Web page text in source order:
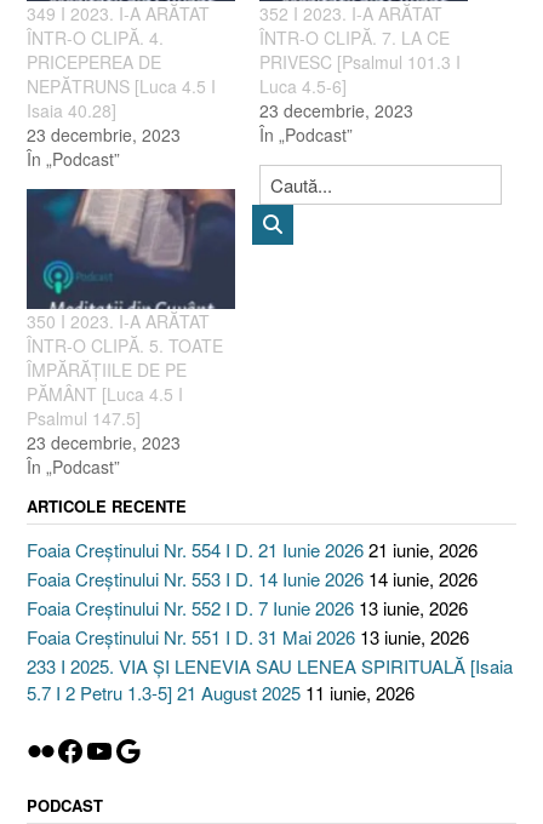
349 I 2023. I-A ARĂTAT
ÎNTR-O CLIPĂ. 4.
PRICEPEREA DE
NEPĂTRUNS [Luca 4.5 I
Isaia 40.28]
23 decembrie, 2023
În „Podcast”
352 I 2023. I-A ARĂTAT
ÎNTR-O CLIPĂ. 7. LA CE
PRIVESC [Psalmul 101.3 I
Luca 4.5-6]
23 decembrie, 2023
În „Podcast”
350 I 2023. I-A ARĂTAT
ÎNTR-O CLIPĂ. 5. TOATE
ÎMPĂRĂȚIILE DE PE
PĂMÂNT [Luca 4.5 I
Psalmul 147.5]
23 decembrie, 2023
În „Podcast”
ARTICOLE RECENTE
Foaia Creștinului Nr. 554 I D. 21 Iunie 202621 iunie, 2026
Foaia Creștinului Nr. 553 I D. 14 Iunie 2026 14 iunie, 2026
Foaia Creștinului Nr. 552 I D. 7 Iunie 2026 13 iunie, 2026
Foaia Creștinului Nr. 551 I D. 31 Mai 2026 13 iunie, 2026
233 I 2025. VIA ȘI LENEVIA SAU LENEA SPIRITUALĂ [Isaia
5.7 I 2 Petru 1.3-5] 21 August 2025 11 iunie, 2026
Flickr
Facebook
YouTube
Google
PODCAST